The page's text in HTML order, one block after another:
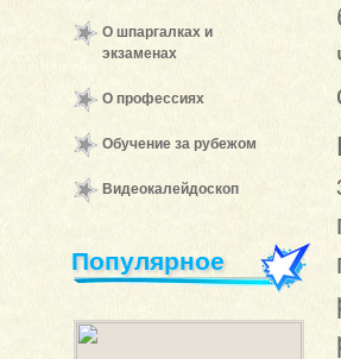
О шпаргалках и
экзаменах
О профессиях
Обучение за рубежом
Видеокалейдоскоп
Популярное